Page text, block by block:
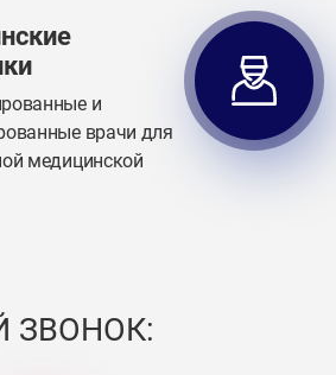
и
врачи для
медицинской
ЗВОНОК: